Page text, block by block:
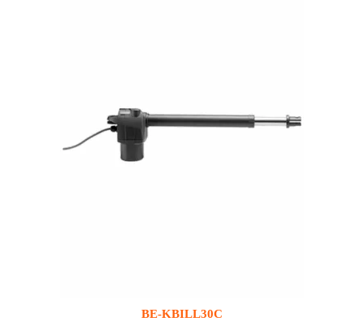
BE-KBILL30C